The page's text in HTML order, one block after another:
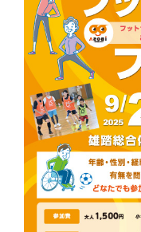
ッ
ト
ボ
ー
ル
フ
を